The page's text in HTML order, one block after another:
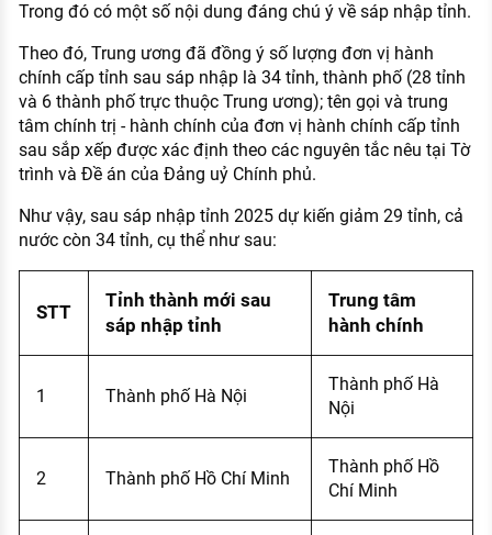
Trong đó có một số nội dung đáng chú ý về sáp nhập tỉnh.
Theo đó, Trung ương đã đồng ý số lượng đơn vị hành
chính cấp tỉnh sau sáp nhập là 34 tỉnh, thành phố (28 tỉnh
và 6 thành phố trực thuộc Trung ương); tên gọi và trung
tâm chính trị - hành chính của đơn vị hành chính cấp tỉnh
sau sắp xếp được xác định theo các nguyên tắc nêu tại Tờ
trình và Đề án của Đảng uỷ Chính phủ.
Như vậy, sau sáp nhập tỉnh 2025 dự kiến giảm 29 tỉnh, cả
nước còn 34 tỉnh, cụ thể như sau:
STT
Tỉnh thành mới sau
sáp nhập tỉnh
Trung tâm
hành chính
1 Thành phố Hà Nội
Thành phố Hà
Nội
2 Thành phố Hồ Chí Minh
Thành phố Hồ
Chí Minh